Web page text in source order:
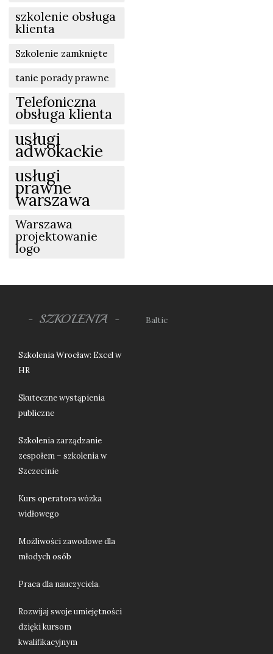
szkolenie obsługa
klienta
Szkolenie zamknięte
tanie porady prawne
Telefoniczna
obsługa klienta
usługi
adwokackie
usługi
prawne
warszawa
Warszawa
projektowanie
logo
SZKOLENIA
Szkolenia Wrocław: Excel w
HR
Skuteczne wystąpienia
publiczne
Szkolenia zarządzanie
zespołem – szkolenia w
Szczecinie
Kurs operatora wózka
widłowego
Możliwości zawodowe dla
młodych osób
Praca dla nauczyciela.
Rozwijaj swoje umiejętności
dzięki kursom
kwalifikacyjnym
Baltic